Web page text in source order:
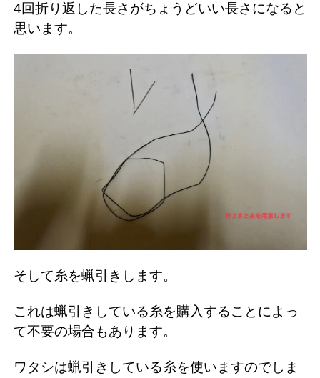
4回折り返した長さがちょうどいい長さになると
思います。
そして糸を蝋引きします。
これは蝋引きしている糸を購入することによっ
て不要の場合もあります。
ワタシは蝋引きしている糸を使いますのでしま